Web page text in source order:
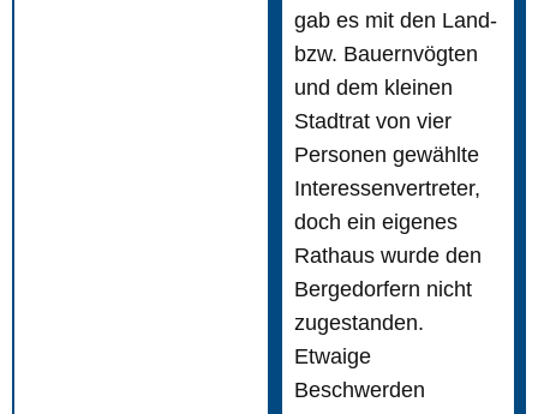
gab es mit den Land-
bzw. Bauernvögten
und dem kleinen
Stadtrat von vier
Personen gewählte
Interessenvertreter,
doch ein eigenes
Rathaus wurde den
Bergedorfern nicht
zugestanden.
Etwaige
Beschwerden